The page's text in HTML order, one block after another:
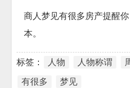
商人梦见有很多房产提醒
本。
标签： 人物 人物称谓
有很多
梦见